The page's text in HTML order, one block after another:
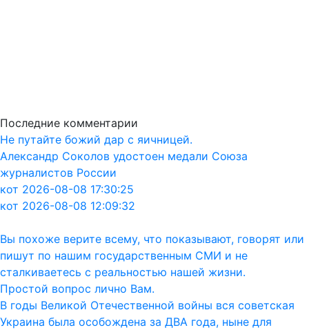
Последние комментарии
Не путайте божий дар с яичницей.
Александр Соколов удостоен медали Союза
журналистов России
кот 2026-08-08 17:30:25
кот 2026-08-08 12:09:32
Вы похоже верите всему, что показывают, говорят или
пишут по нашим государственным СМИ и не
сталкиваетесь с реальностью нашей жизни.
Простой вопрос лично Вам.
В годы Великой Отечественной войны вся советская
Украина была особождена за ДВА года, ныне для